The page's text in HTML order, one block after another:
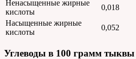
Ненасыщенные жирные
кислоты
0,018
Насыщенные жирные
кислоты
0,052
Углеводы в 100 грамм тыквы